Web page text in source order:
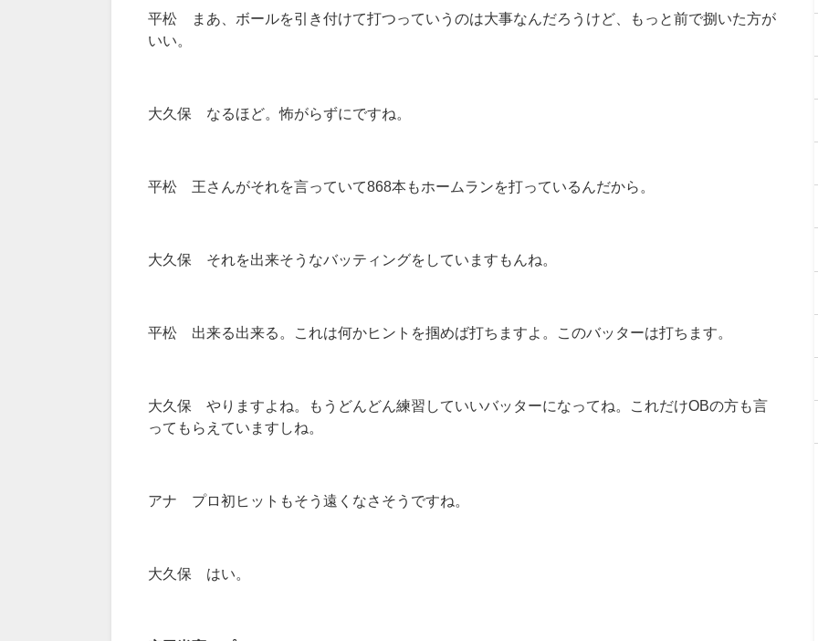
平松 まあ、ボールを引き付けて打つっていうのは大事なんだろうけど、もっと前で捌いた方が
いい。
大久保 なるほど。怖がらずにですね。
平松 王さんがそれを言っていて868本もホームランを打っているんだから。
大久保 それを出来そうなバッティングをしていますもんね。
平松 出来る出来る。これは何かヒントを掴めば打ちますよ。このバッターは打ちます。
大久保 やりますよね。もうどんどん練習していいバッターになってね。これだけOBの方も言
ってもらえていますしね。
アナ プロ初ヒットもそう遠くなさそうですね。
大久保 はい。